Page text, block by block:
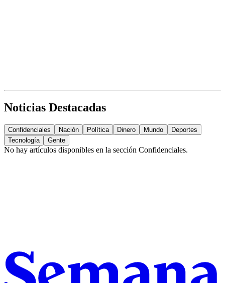
Noticias Destacadas
Confidenciales Nación Política Dinero Mundo
Deportes
Tecnología
Gente
No hay artículos disponibles en la sección Confidenciales.